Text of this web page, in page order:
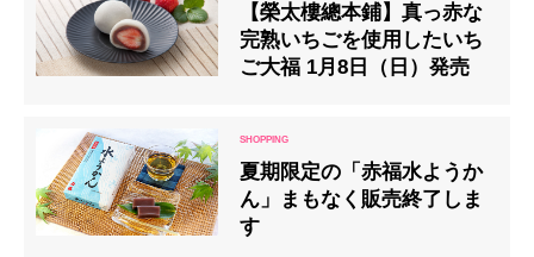
【榮太樓總本鋪】真っ赤な
完熟いちごを使用したいち
ご大福 1月8日（日）発売
夏期限定の「赤福水ようか
ん」まもなく販売終了しま
す